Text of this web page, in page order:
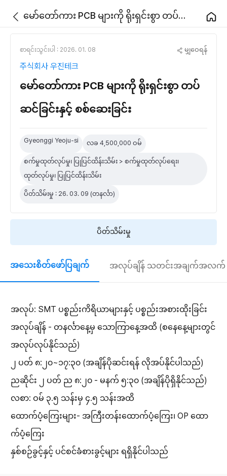
မော်တော်ကား PCB များကို ရိုးရှင်းစွာ တပ်ဆင်ခြင်းနှင့် စစ်ဆေးခြင်း
စာရင်းသွင်းပါ : 2026. 01. 08 မျှဝေရန်
주식회사 우진테크
မော်တော်ကား PCB များကို ရိုးရှင်းစွာ တပ်
ဆင်ခြင်းနှင့် စစ်ဆေးခြင်း
Gyeonggi Yeoju-si လခ 4,500,000 ဝမ်
စက်မှုထုတ်လုပ်မှု၊ ပြုပြင်ထိန်းသိမ်း > စက်မှုထုတ်လုပ်ရေး၊
ထုတ်လုပ်မှု၊ ပြုပြင်ထိန်းသိမ်း
ပိတ်သိမ်းမှု : 26. 03. 09 (တနင်္လာ)
ပိတ်သိမ်းမှု
အသေးစိတ်ဖော်ပြချက် အလုပ်ချိန် သတင်းအချက်အလက်
အလုပ်: SMT ပစ္စည်းကိရိယာများနှင့် ပစ္စည်းအစားထိုးခြင်း
အလုပ်ချိန် - တနင်္လာနေ့မှ သောကြာနေ့အထိ (စနေနေ့များတွင်
အလုပ်လုပ်နိုင်သည်)
၂ ပတ် ၈:၂၀~၁၇:၃၀ (အချိန်ပိုဆင်းရန် လိုအပ်နိုင်ပါသည်)
ညဆိုင်း ၂ ပတ် ည ၈:၂၀ - မနက် ၅:၃၀ (အချိန်ပိုရှိနိုင်သည်)
လစာ: ဝမ် ၃.၅ သန်းမှ ၄.၅ သန်းအထိ
ထောက်ပံ့ကြေးများ- အကြီးတန်းထောက်ပံ့ကြေး၊ OP ထော
က်ပံ့ကြေး
နှစ်စဉ်ခွင့်နှင့် ပင်စင်ခံစားခွင့်များ ရရှိနိုင်ပါသည်